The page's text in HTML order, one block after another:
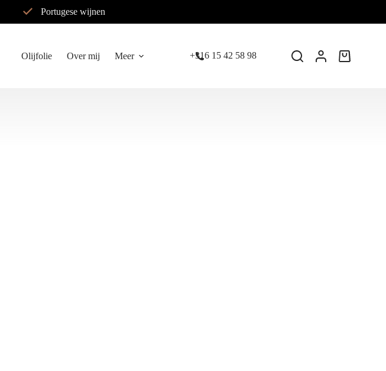
Portugese wijnen
Olijfolie Over mij Meer +316 15 42 58 98